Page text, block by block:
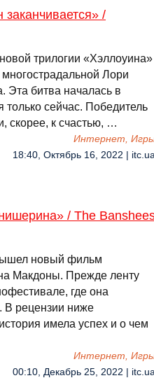
/
трилогии «Хэллоуина»
Лори
Эта битва началась в
только сейчас. Победитель
скорее, к счастью, …
Интернет,
18:40, Октябрь 16, 2022 |
/ The
новый фильм
Макдоны. Прежде ленту
где она
В рецензии ниже
имела успех и о чем
Интернет,
00:10, Декабрь 25, 2022 |